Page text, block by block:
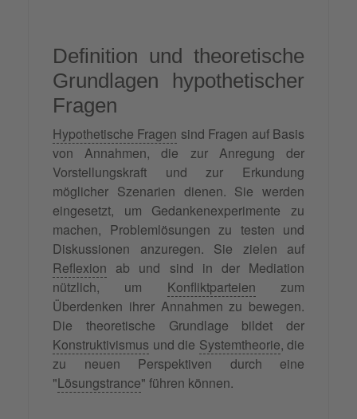
Definition und theoretische
Grundlagen hypothetischer
Fragen
Hypothetische Fragen sind Fragen auf Basis
von Annahmen, die zur Anregung der
Vorstellungskraft und zur Erkundung
möglicher Szenarien dienen. Sie werden
eingesetzt, um Gedankenexperimente zu
machen, Problemlösungen zu testen und
Diskussionen anzuregen. Sie zielen auf
Reflexion ab und sind in der Mediation
nützlich, um Konfliktparteien zum
Überdenken ihrer Annahmen zu bewegen.
Die theoretische Grundlage bildet der
Konstruktivismus und die Systemtheorie, die
zu neuen Perspektiven durch eine
"Lösungstrance" führen können.